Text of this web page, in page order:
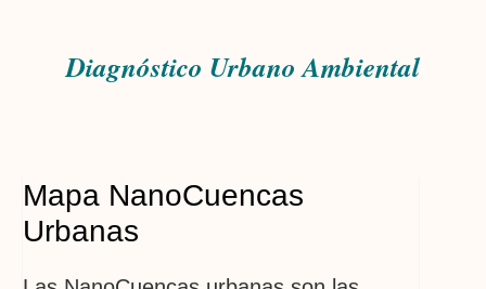
Diagnóstico Urbano Ambiental
Mapa NanoCuencas
Urbanas